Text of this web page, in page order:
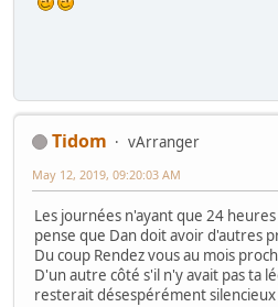
Tidom
vArranger
May 12, 2019, 09:20:03 AM
Les journées n'ayant que 24
pense que Dan doit avoir d'autres
Du coup Rendez vous au mois
D'un autre côté s'il n'y avait pas ta
resterait désespérément silencieux